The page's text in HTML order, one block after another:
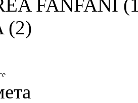
FANFANI (
(2)